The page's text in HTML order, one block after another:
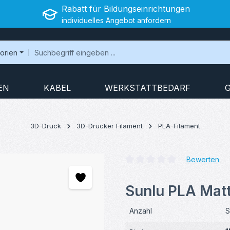
Rabatt für Bildungseinrichtungen
individuelles Angebot anfordern
KABEL WERKSTATTBEDARF
3D-Druck 3D-Drucker Filament PLA-Filament
Bewerten
Sunlu PLA
Anzahl